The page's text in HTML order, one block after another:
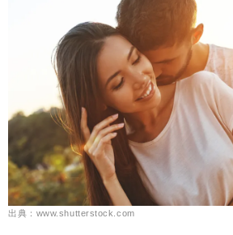
出典：www.shutterstock.com